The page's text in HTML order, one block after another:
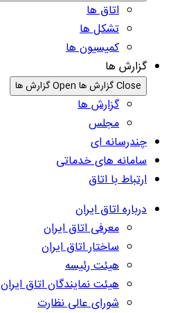
اتاق ها
تشکل ها
کمیسیون ها
گزارش ها
Close گزارش ها Open گزارش ها
گزارش ها
مجلس
چندرسانه ای
سامانه های خدماتی
ارتباط با اتاق
درباره اتاق ایران
معرفی اتاق ایران
ساختار اتاق ایران
هیئت رئیسه
هیئت نمایندگان اتاق ایران
شورای عالی نظارت